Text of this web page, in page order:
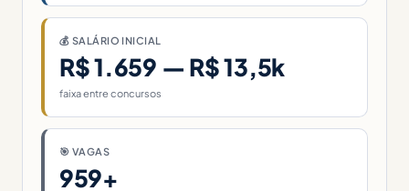
💰 SALÁRIO INICIAL
R$ 1.659 — R$ 13,5k
faixa entre concursos
🎯 VAGAS
959+